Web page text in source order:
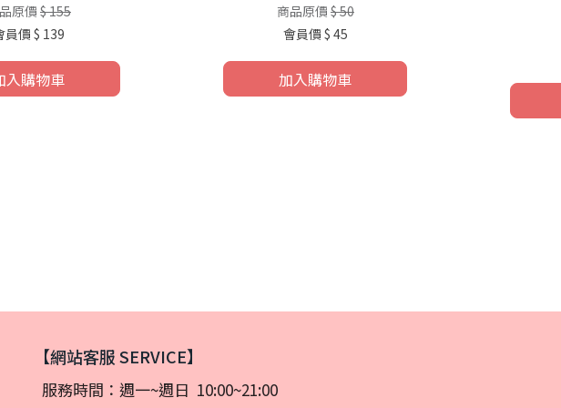
原價 $ 155
員價 $ 139
入購物車
商品原價 $ 50
會員價 $ 45
加入購物車
【網站客服 SERVICE】
服務時間：週一~週日 10:00~21:00